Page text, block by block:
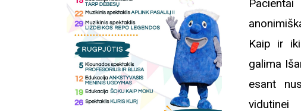
Kviečiame
Kaip ir
galima
esant
vidutinei